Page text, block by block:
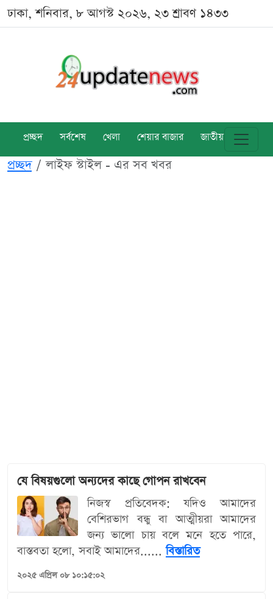
ঢাকা, শনিবার, ৮ আগস্ট ২০২৬, ২৩ শ্রাবণ ১৪৩৩
প্রচ্ছদ সর্বশেষ খেলা শেয়ার বাজার জাতীয় বিশ্ব
প্রচ্ছদ লাইফ স্টাইল - এর সব খবর
যে বিষয়গুলো অন্যদের কাছে গোপন রাখবেন
নিজস্ব প্রতিবেদক: যদিও আমাদের
বেশিরভাগ বন্ধু বা আত্মীয়রা আমাদের
জন্য ভালো চায় বলে মনে হতে পারে,
বাস্তবতা হলো, সবাই আমাদের......বিস্তারিত
২০২৫ এপ্রিল ০৮ ১০:১৫:০২